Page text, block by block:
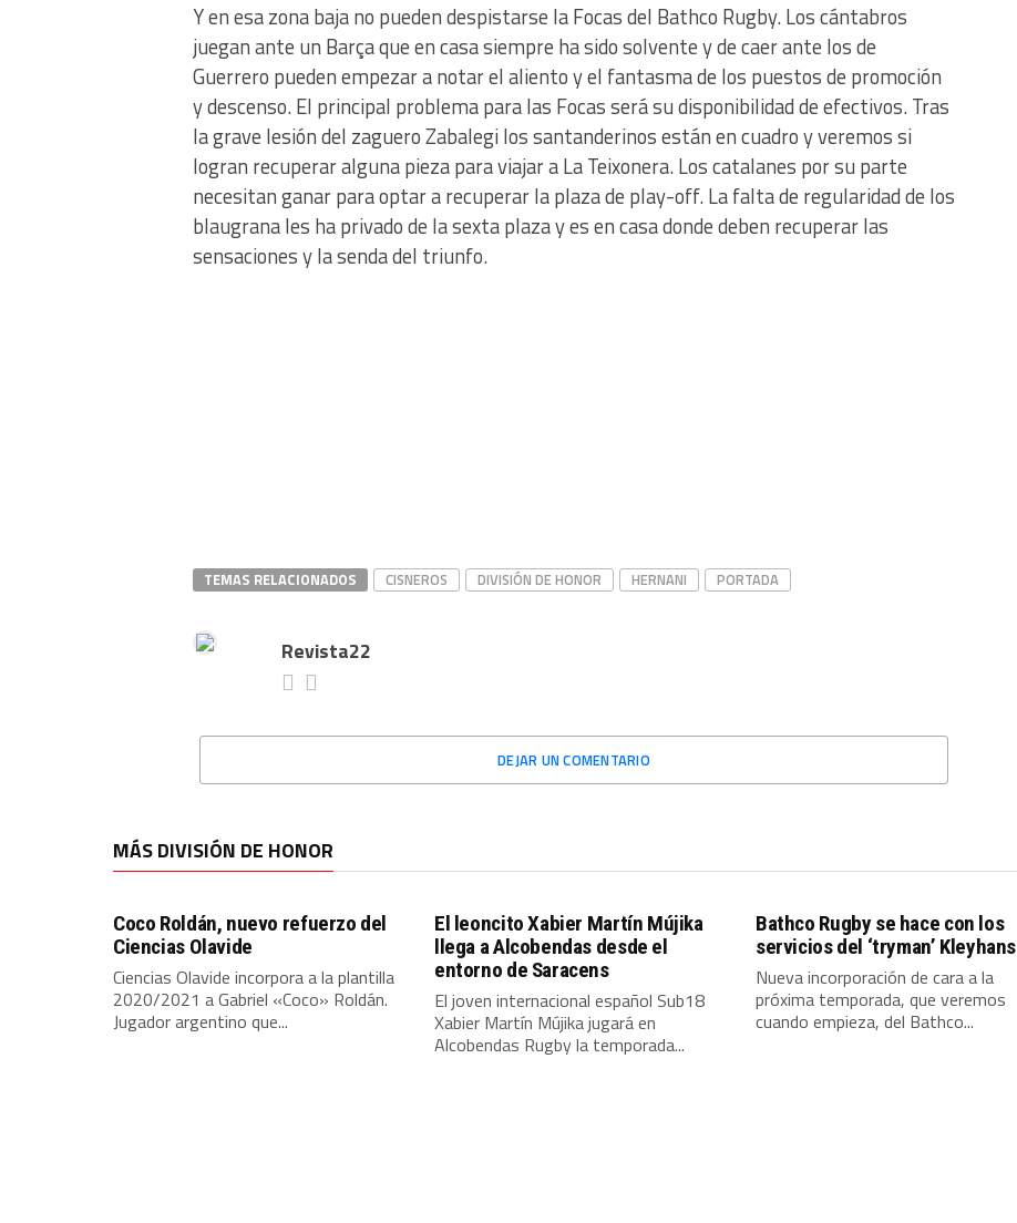
Y en esa zona baja no pueden despistarse la Focas del Bathco Rugby. Los cántabros
juegan ante un Barça que en casa siempre ha sido solvente y de caer ante los de
Guerrero pueden empezar a notar el aliento y el fantasma de los puestos de promoción
y descenso. El principal problema para las Focas será su disponibilidad de efectivos. Tras
la grave lesión del zaguero Zabalegi los santanderinos están en cuadro y veremos si
logran recuperar alguna pieza para viajar a La Teixonera. Los catalanes por su parte
necesitan ganar para optar a recuperar la plaza de play-off. La falta de regularidad de los
blaugrana les ha privado de la sexta plaza y es en casa donde deben recuperar las
sensaciones y la senda del triunfo.
TEMAS RELACIONADOS CISNEROS DIVISIÓN DE HONOR HERNANI PORTADA
Revista22
DEJAR UN COMENTARIO
MÁS DIVISIÓN DE HONOR
Coco Roldán, nuevo refuerzo del
Ciencias Olavide
Ciencias Olavide incorpora a la plantilla
2020/2021 a Gabriel «Coco» Roldán.
Jugador argentino que...
El leoncito Xabier Martín Mújika
llega a Alcobendas desde el
entorno de Saracens
El joven internacional español Sub18
Xabier Martín Mújika jugará en
Alcobendas Rugby la temporada...
Bathco Rugby se hace con los
servicios del ‘tryman’ Kleyhans
Nueva incorporación de cara a la
próxima temporada, que veremos
cuando empieza, del Bathco...